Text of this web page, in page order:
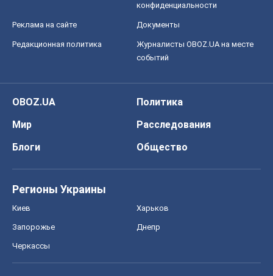
конфиденциальности
Реклама на сайте Документы
Редакционная политика
Журналисты OBOZ.UA на месте
событий
OBOZ.UA
Политика
Мир
Расследования
Блоги
Общество
Регионы Украины
Киев Харьков
Запорожье Днепр
Черкассы